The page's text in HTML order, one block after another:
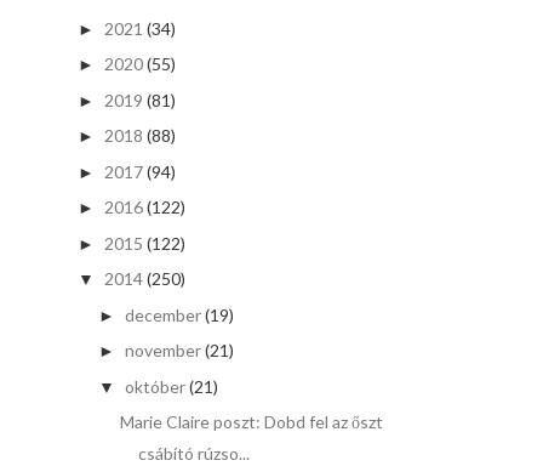
► 2021 (34)
► 2020(55)
► 2019 (81)
► 2018 (88)
► 2017(94)
► 2016(122)
► 2015 (122)
▼ 2014(250)
► december(19)
► november(21)
▼ október(21)
Marie Claire poszt: Dobd fel az őszt
csábító rúzso...